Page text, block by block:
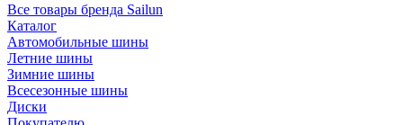
Все товары бренда Sailun
Каталог
Автомобильные шины
Летние шины
Зимние шины
Всесезонные шины
Диски